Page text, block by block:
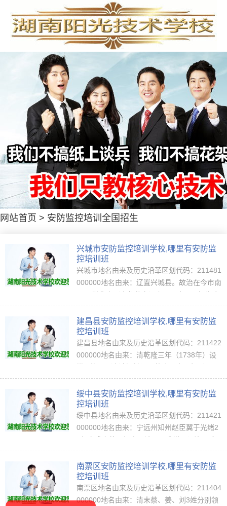
网站首页 > 安防监控培训全国招生
兴城市安防监控培训学校,哪里有安防监
控培训班
兴城市地名由来及历史沿革区划代码：211481
000000地名由来：辽置兴城县。故治在今市南
宁前屯、中屯二卫地，宣德三年（1428年）析
置宁远卫。清康熙三年（1664年）置宁远州，
…
建昌县安防监控培训学校,哪里有安防监
控培训班
建昌县地名由来及历史沿革区划代码：211422
000000地名由来：清乾隆三年（1738年）设
年）改称建昌县，当是为存古而取建德、昌黎
两郡字头，合并而得名。清乾隆四十三年（17
78…
绥中县安防监控培训学校,哪里有安防监
控培训班
绥中县地名由来及历史沿革区划代码：211421
000000地名由来：宁远州知州赵臣翼于光绪2
京将军境祺接文上奏；“拟奉省直行建治，添官
节略”。“锦州府宁远州，西据山海关、北据…
南票区安防监控培训学校,哪里有安防监
控培训班
南票区地名由来及历史沿革区划代码：211404
000000地名由来：清末蔡、姜、刘3姓分别领